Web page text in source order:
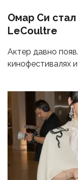
Омар Си
LeCoultre
Актер давно
кинофестивалях